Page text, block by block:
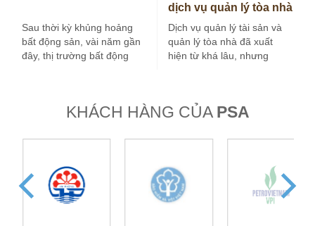
Sau thời kỳ khủng hoảng
bất động sản, vài năm gần
đây, thị trường bất động
dịch vụ quản lý tòa nhà
tại Hà Nội
Dịch vụ quản lý tài sản và
quản lý tòa nhà đã xuất
hiện từ khá lâu, nhưng
KHÁCH HÀNG CỦA PSA